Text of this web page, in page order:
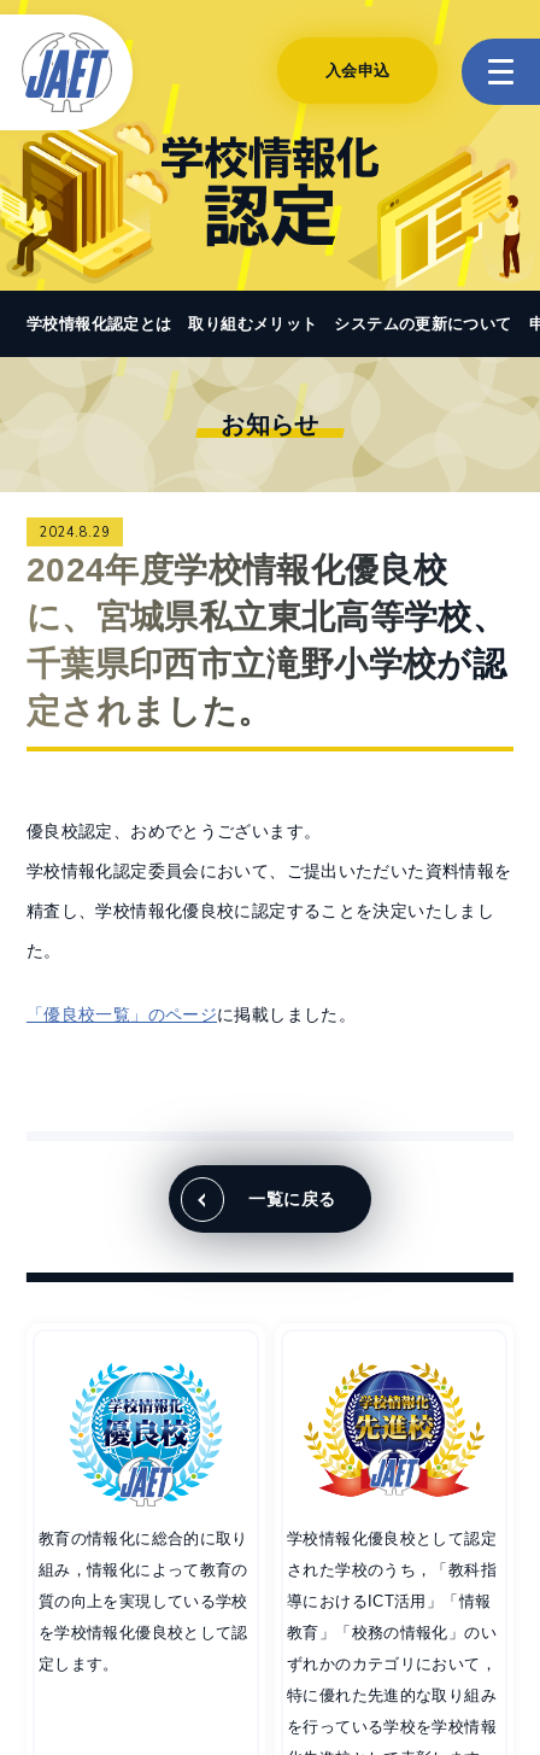
入会申込
学校情報化認定とは 取り組むメリット システムの更新について
お知らせ
2024.8.29
2024年度学校情報化優良校
に、宮城県私立東北高等学校、
千葉県印西市立滝野小学校が認
定されました。
優良校認定、おめでとうございます。
学校情報化認定委員会において、ご提出いただいた資料情報を
精査し、学校情報化優良校に認定することを決定いたしまし
た。
「優良校一覧」のページに掲載しました。
一覧に戻る
教育の情報化に総合的に取り
組み，情報化によって教育の
質の向上を実現している学校
を学校情報化優良校として認
定します。
学校情報化優良校として認定
された学校のうち，「教科指
導におけるICT活用」「情報
教育」「校務の情報化」のい
ずれかのカテゴリにおいて，
特に優れた先進的な取り組み
を行っている学校を学校情報